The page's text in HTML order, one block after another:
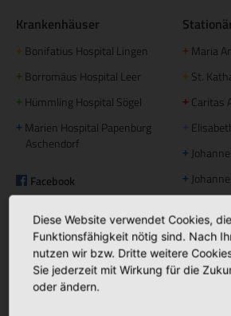
Krankenhäuser
+ Bonifatius Hospital Lingen
+ Borromäus Hospital Leer
+ Hümmling Hospital Sögel
+ Marien Hospital Papenburg
Aschendorf
Facebook
Borromäus Hospital Leer
Hümmling Hospital Sögel
Marien Hospital Papenburg
+ Maria
+ St.
+ Caritas
+
+
Mutter
Diese Website verwendet Cookies,
Funktionsfähigkeit nötig sind. Nach
nutzen wir bzw. Dritte weitere
Sie jederzeit mit Wirkung für die
oder ändern.